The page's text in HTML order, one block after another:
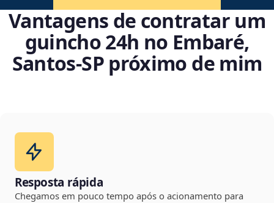
Vantagens de contratar um
guincho 24h no Embaré,
Santos‑SP próximo de mim
Resposta rápida
Chegamos em pouco tempo após o acionamento para